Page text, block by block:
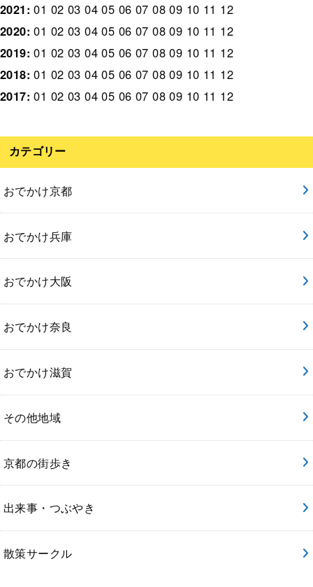
2021:01 02 03 04 05 06 07 08 09 10 11 12
2020:01 02 03 04 05 06 07 08 09 10 11 12
2019:01 02 03 04 05 06 07 08 09 10 11 12
2018:01 02 03 04 05 06 07 08 09 10 11 12
2017:01 02 03 04 05 06 07 08 09 10 11 12
カテゴリー
おでかけ京都
おでかけ兵庫
おでかけ大阪
おでかけ奈良
おでかけ滋賀
その他地域
京都の街歩き
出来事・つぶやき
散策サークル